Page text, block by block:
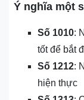
Ý nghĩa một
Số 1010:
tốt để bắt
Số 1212:
hiện thực